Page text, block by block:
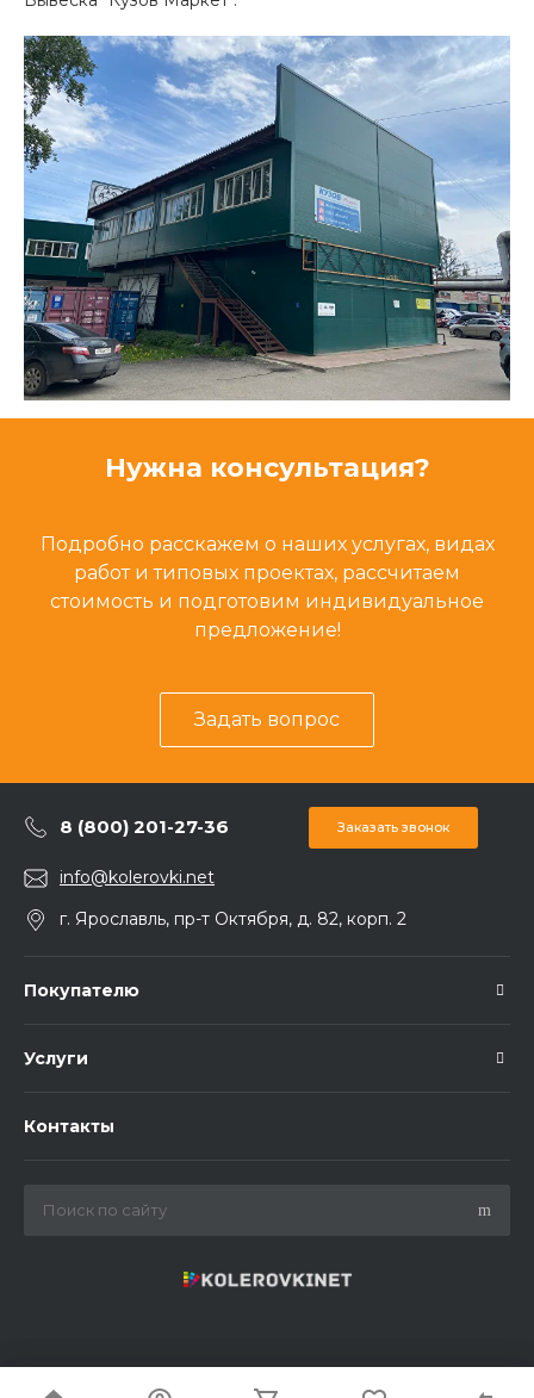
Нужна консультация?
Подробно расскажем о наших услугах, видах
работ и типовых проектах, рассчитаем
стоимость и подготовим индивидуальное
предложение!
Задать вопрос
8 (800) 201-27-36 Заказать звонок
info@kolerovki.net
г. Ярославль, пр-т Октября, д. 82, корп. 2
Покупателю
Услуги
Контакты